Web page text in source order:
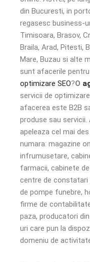
din Bucuresti, in
regasesc business-
Timisoara, Brasov,
Braila, Arad, Pitesti,
Mare, Buzau si alte
sunt afacerile
optimizare SEO?O
servicii de
afacerea este B2B
produse sau
apeleaza cel mai
numara: magazine
infrumusetare,
farmacii, cabinete
centre de constatari
de pompe funebre,
firme de
paza, producatori
uri care pun la
domeniu de